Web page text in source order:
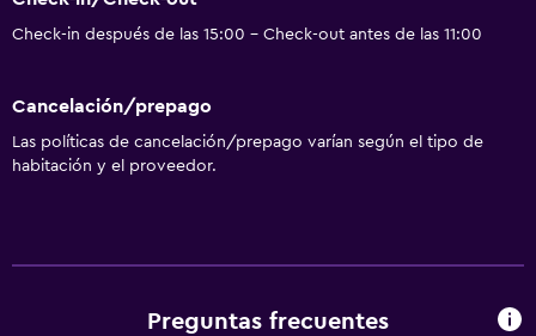
Piso de parquet o madera noble
Vista al patio interior
Vista a punto de interés
Alfombrado
Check-in después de las 15:00 - Check-out antes de las 11:00
Cancelación/prepago
Las políticas de cancelación/prepago varían según el tipo de
habitación y el proveedor.
Preguntas frecuentes